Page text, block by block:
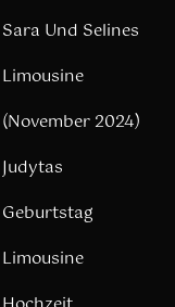
Sara Und Selines
Limousine
(November 2024)
Judytas
Geburtstag
Limousine